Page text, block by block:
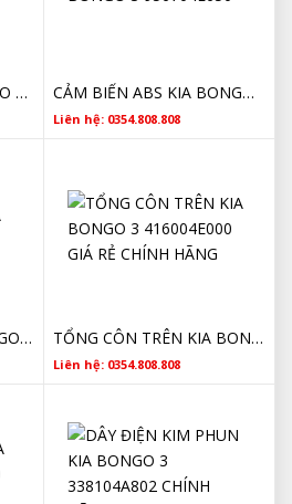
MẶT BÍCH XE KIA BONGO 214404X020 PHỚT 90X110 CHÍNH HÃNG CẢM BIẾN ABS KIA BONGO 3 956704E650
Liên hệ: 0354.808.808
TY Ô MÁY PHÁT KIA BOGO 3: 373924X000 TỔNG CÔN TRÊN KIA BONGO 3 416004E000 GIÁ RẺ CHÍNH HÃNG
Liên hệ: 0354.808.808